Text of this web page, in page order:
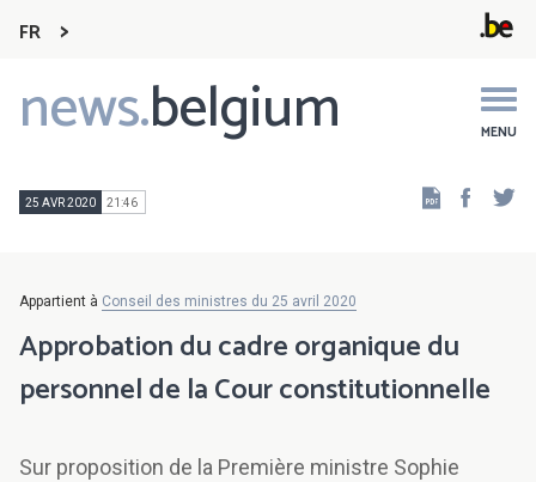
FR
news.belgium MENU
Main
navigation
25 AVR 2020 21:46
Appartient à Conseil des ministres du 25 avril 2020
Approbation du cadre organique du
personnel de la Cour constitutionnelle
Sur proposition de la Première ministre Sophie